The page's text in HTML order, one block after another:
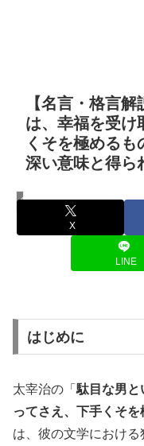
【名言・格言
は、幸福を受け
くそを極める
深い意味と得ら
名言・格言
X
LINE
はじめに
太宰治の「 駄目な男と
ってさえ、下手くそを
は、彼の文学におけ